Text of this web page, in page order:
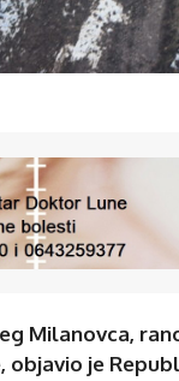
Milanovca,
objavio je